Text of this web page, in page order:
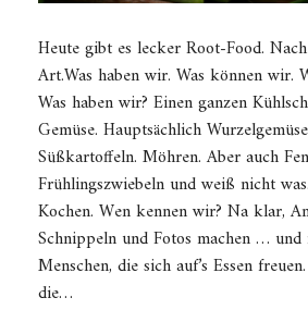
Heute gibt es lecker Root-Food.
Art.Was haben wir. Was können wir.
Was haben wir? Einen ganzen
Gemüse. Hauptsächlich
Süßkartoffeln. Möhren. Aber auch
Frühlingszwiebeln und weiß nicht
Kochen. Wen kennen wir? Na klar,
Schnippeln und Fotos machen …
Menschen, die sich auf’s Essen
die…